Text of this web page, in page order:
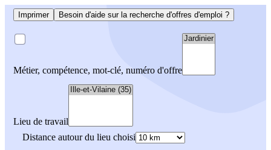
Imprimer Besoin d'aide sur la recherche d'offres d'emploi ?
Métier, compétence, mot-clé, numéro d'offre
Lieu de travail
Distance autour du lieu choisi